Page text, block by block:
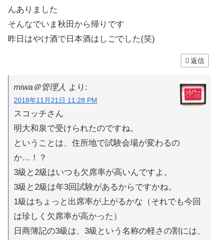
んありました
そんなでいま秋田から帰りです
昨日はやけ酒で日本酒はしごでした(笑)
返信
miwa＠管理人 より:
2018年11月21日 11:28 PM
スコッチさん
明大和泉で受けられたのですね。
ということは、住所地で試験会場が変わるの
か…！？
3級と2級はいつも欠席率が高いんですよ。
3級と2級は年3回試験があるからですかね。
1級はちょっと出席率が上がるかな（それでも今回
は珍しく欠席率が高かった）
日商簿記の3級は、3級という名称の軽さの割には、